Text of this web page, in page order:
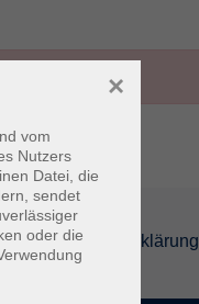
Barrierefreiheitserklärung
vom
Nutzers
Datei, die
sendet
oder die
×